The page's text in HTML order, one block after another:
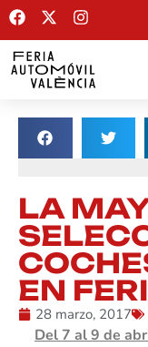
LA
EN
28 marzo, 2017
Del 7 al 9 de